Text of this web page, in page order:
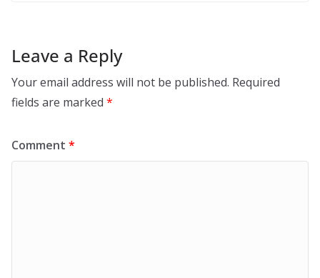
Leave a Reply
Your email address will not be published. Required
fields are marked *
Comment *